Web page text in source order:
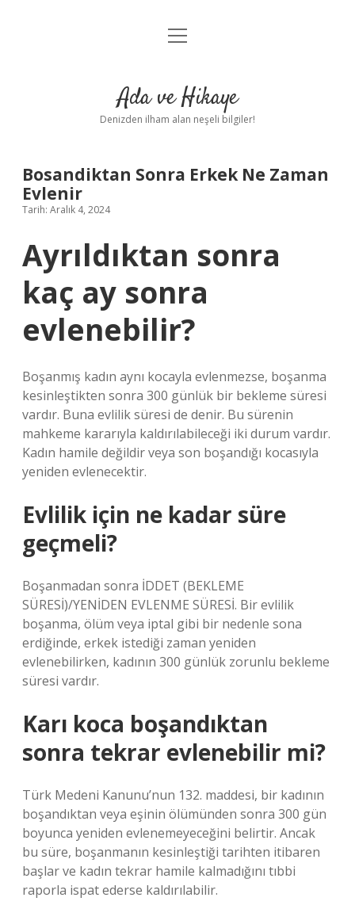
Anasayfa
Yasal Uyarı
menüyü
Ada ve Hikaye
Denizden ilham alan neşeli bilgiler!
Bosandiktan Sonra Erkek Ne Zaman
Evlenir
Tarih: Aralık 4, 2024
Ayrıldıktan sonra
kaç ay sonra
evlenebilir?
Boşanmış kadın aynı kocayla evlenmezse, boşanma
kesinleştikten sonra 300 günlük bir bekleme süresi
vardır. Buna evlilik süresi de denir. Bu sürenin
mahkeme kararıyla kaldırılabileceği iki durum vardır.
Kadın hamile değildir veya son boşandığı kocasıyla
yeniden evlenecektir.
Evlilik için ne kadar süre
geçmeli?
Boşanmadan sonra İDDET (BEKLEME
SÜRESİ)/YENİDEN EVLENME SÜRESİ. Bir evlilik
boşanma, ölüm veya iptal gibi bir nedenle sona
erdiğinde, erkek istediği zaman yeniden
evlenebilirken, kadının 300 günlük zorunlu bekleme
süresi vardır.
Karı koca boşandıktan
sonra tekrar evlenebilir mi?
Türk Medeni Kanunu’nun 132. maddesi, bir kadının
boşandıktan veya eşinin ölümünden sonra 300 gün
boyunca yeniden evlenemeyeceğini belirtir. Ancak
bu süre, boşanmanın kesinleştiği tarihten itibaren
başlar ve kadın tekrar hamile kalmadığını tıbbi
raporla ispat ederse kaldırılabilir.